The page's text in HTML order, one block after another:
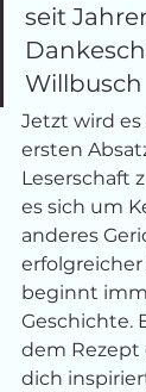
seit
Willbusch
Jetzt wird
ersten
Leserschaft
es sich um
anderes
beginnt
Geschichte.
dem Rezept
dich